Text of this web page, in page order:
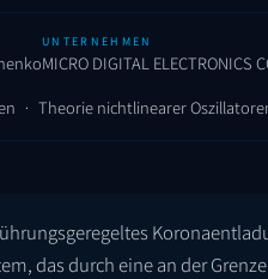
UNTERNEHMEN
MICRO DIGITAL
· Theorie nichtlinearer
das durch eine an der